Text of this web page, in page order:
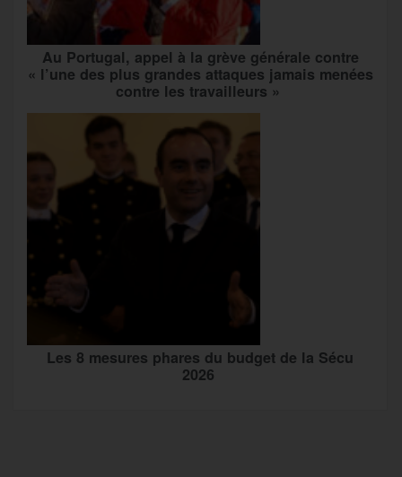
Au Portugal, appel à la grève générale contre
« l’une des plus grandes attaques jamais menées
contre les travailleurs »
Les 8 mesures phares du budget de la Sécu
2026